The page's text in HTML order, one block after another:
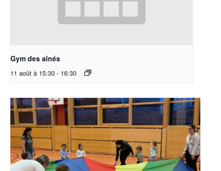
Gym des aînés
11 août à 15:30 - 16:30